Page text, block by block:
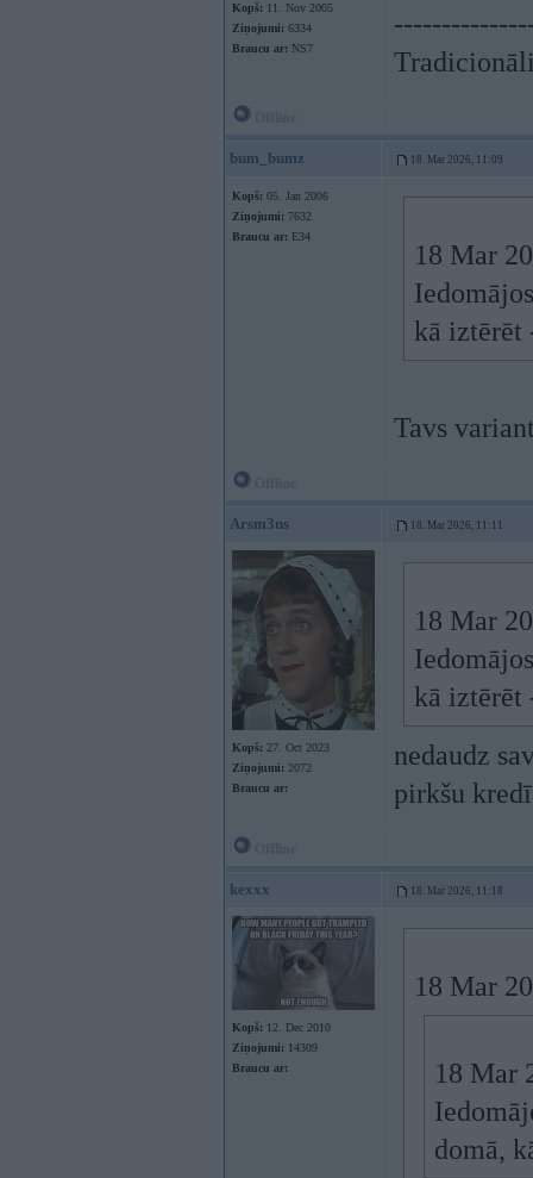
Kopš: 11. Nov 2005
Ziņojumi: 6334
Braucu ar: NS7
bum_bumz 18. Mar 2026, 11:09
Kopš: 05. Jan 2006
Ziņojumi: 7632
Braucu ar: E34
18 Mar
kā iztērēt
Tavs
Arsm3ns 18. Mar 2026, 11:11
Kopš: 27. Oct 2023
Ziņojumi: 2072
Braucu ar:
18 Mar
kā iztērēt
nedaudz
pirkšu
kexxx 18. Mar 2026, 11:18
Kopš: 12. Dec 2010
Ziņojumi: 14309
Braucu ar:
18 Mar
18 Mar
domā,